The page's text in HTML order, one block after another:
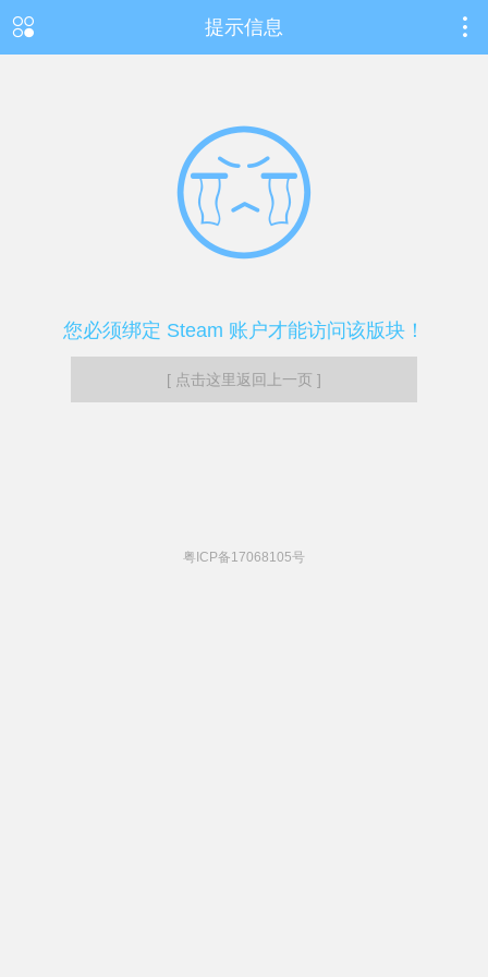
提示信息
您必须绑定 Steam 账户才能访问该版块！
[ 点击这里返回上一页 ]
粤ICP备17068105号